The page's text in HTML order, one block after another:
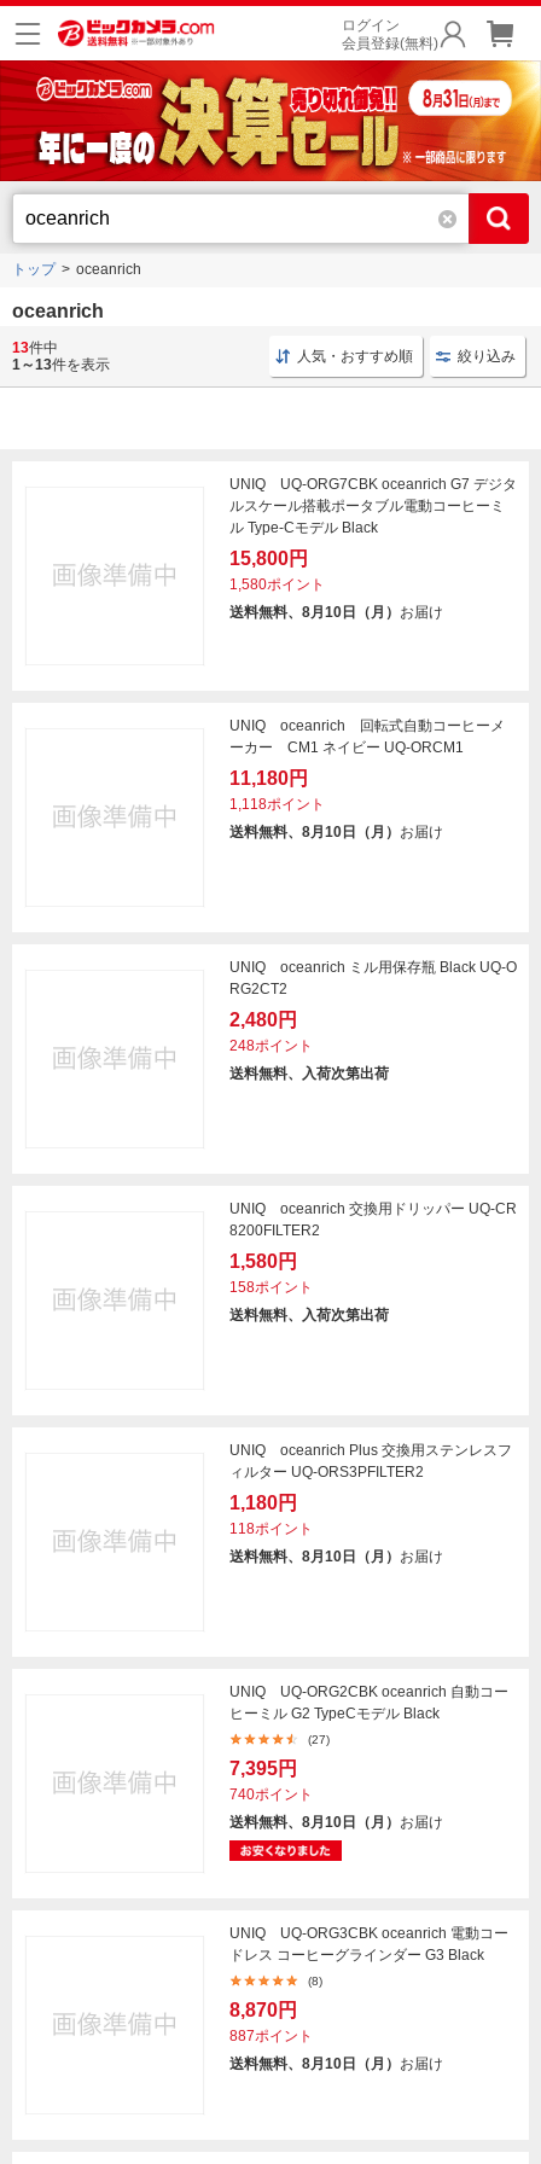
ログイン
会員登録(無料)
トップ oceanrich
oceanrich
oceanrich コーヒーミル ドリッパー oceanrich ドリ
13件中
1～13件を表示 人気・おすすめ順 絞り込み
UNIQ UQ-ORG7CBK oceanrich G7 デジタ
ルスケール搭載ポータブル電動コーヒーミ
ル Type-Cモデル Black
15,800円
1,580ポイント
送料無料、8月10日（月） お届け
UNIQ oceanrich 回転式自動コーヒーメ
ーカー CM1 ネイビー UQ-ORCM1
11,180円
1,118ポイント
送料無料、8月10日（月） お届け
UNIQ oceanrich ミル用保存瓶 Black UQ-O
RG2CT2
2,480円
248ポイント
送料無料、入荷次第出荷
UNIQ oceanrich 交換用ドリッパー UQ-CR
8200FILTER2
1,580円
158ポイント
送料無料、入荷次第出荷
UNIQ oceanrich Plus 交換用ステンレスフ
ィルター UQ-ORS3PFILTER2
1,180円
118ポイント
送料無料、8月10日（月） お届け
UNIQ UQ-ORG2CBK oceanrich 自動コー
ヒーミル G2 TypeCモデル Black
(27)
7,395円
740ポイント
送料無料、8月10日（月） お届け
UNIQ UQ-ORG3CBK oceanrich 電動コー
ドレス コーヒーグラインダー G3 Black
(8)
8,870円
887ポイント
送料無料、8月10日（月） お届け